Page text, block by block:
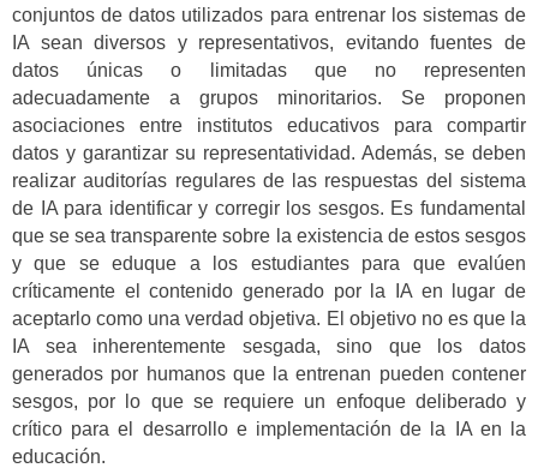
conjuntos de datos utilizados para entrenar los sistemas de
IA sean diversos y representativos, evitando fuentes de
datos únicas o limitadas que no representen
adecuadamente a grupos minoritarios. Se proponen
asociaciones entre institutos educativos para compartir
datos y garantizar su representatividad. Además, se deben
realizar auditorías regulares de las respuestas del sistema
de IA para identificar y corregir los sesgos. Es fundamental
que se sea transparente sobre la existencia de estos sesgos
y que se eduque a los estudiantes para que evalúen
críticamente el contenido generado por la IA en lugar de
aceptarlo como una verdad objetiva. El objetivo no es que la
IA sea inherentemente sesgada, sino que los datos
generados por humanos que la entrenan pueden contener
sesgos, por lo que se requiere un enfoque deliberado y
crítico para el desarrollo e implementación de la IA en la
educación.